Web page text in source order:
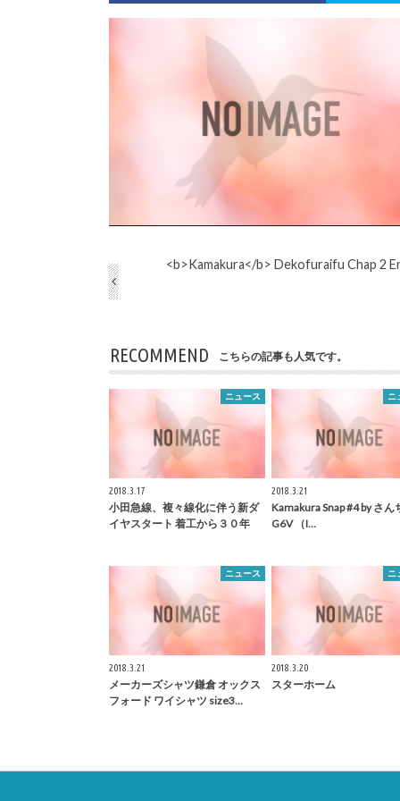
<b>Kamakura</b> Dekofuraifu Chap 2
RECOMMEND こちらの記事も人気です。
ニュース
2018.3.17
小田急線、複々線化に伴う新ダ
イヤスタート 着工から３０年
ニ
2018.3.21
KamakuraSnap #4 by さん
G6V （I…
ニュース
2018.3.21
メーカーズシャツ鎌倉 オックス
フォード ワイシャツ size3…
ニ
2018.3.20
スターホーム